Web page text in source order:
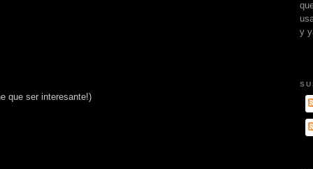
que ser interesante!)
y